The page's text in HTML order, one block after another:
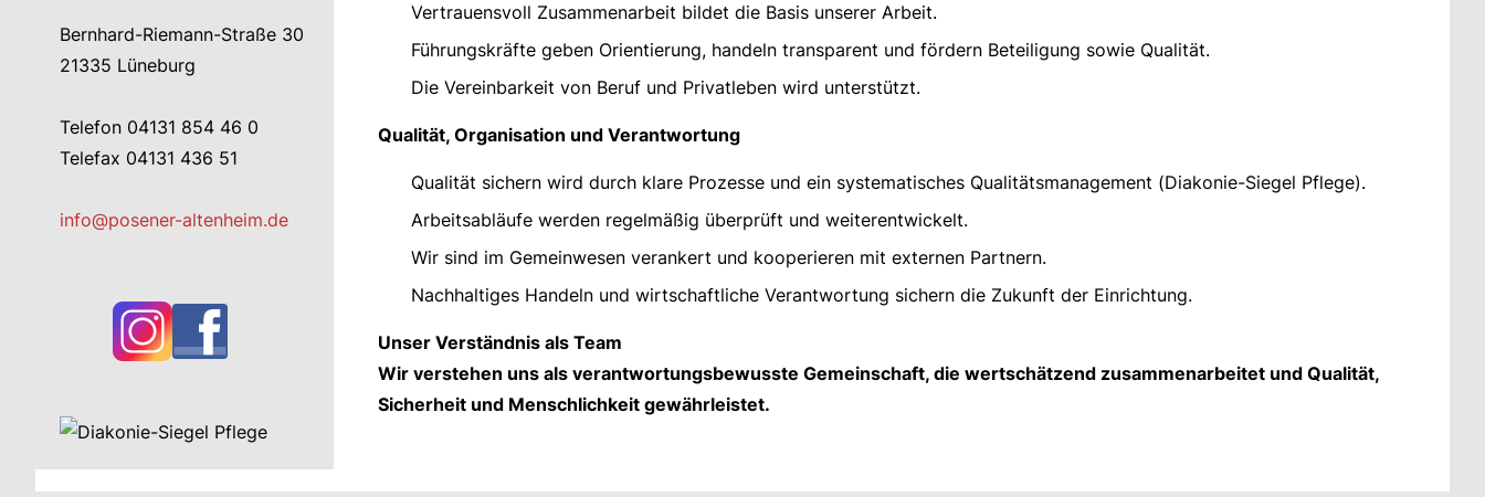
Vertrauensvoll Zusammenarbeit bildet die Basis unserer Arbeit.
Führungskräfte geben Orientierung, handeln transparent und fördern Beteiligung sowie Qualität.
Die Vereinbarkeit von Beruf und Privatleben wird unterstützt.
Qualität, Organisation und Verantwortung
Qualität sichern wird durch klare Prozesse und ein systematisches Qualitätsmanagement (Diakonie-Siegel Pflege).
Arbeitsabläufe werden regelmäßig überprüft und weiterentwickelt.
Wir sind im Gemeinwesen verankert und kooperieren mit externen Partnern.
Nachhaltiges Handeln und wirtschaftliche Verantwortung sichern die Zukunft der Einrichtung.
Unser Verständnis als Team
Wir verstehen uns als verantwortungsbewusste Gemeinschaft, die wertschätzend zusammenarbeitet und Qualität,
Sicherheit und Menschlichkeit gewährleistet.
Bernhard-Riemann-Straße 30
21335 Lüneburg
Telefon 04131 854 46 0
Telefax 04131 436 51
info@posener-altenheim.de